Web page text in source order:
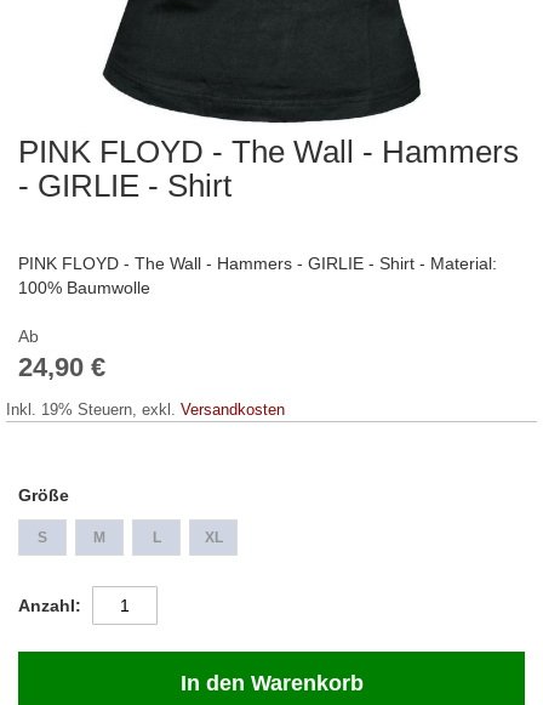
PINK FLOYD - The Wall - Hammers
- GIRLIE - Shirt
PINK FLOYD - The Wall - Hammers - GIRLIE - Shirt - Material:
100% Baumwolle
Ab
24,90 €
Inkl. 19% Steuern, exkl. Versandkosten
Größe
S M L XL
Anzahl
In den Warenkorb
Zum
der